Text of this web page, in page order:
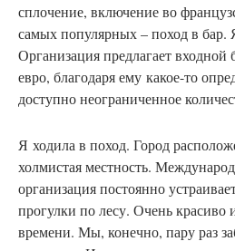
сплочение, включение во
самых популярных – поход в
Организация предлагает входной
евро, благодаря ему какое-то
доступно неограниченное
Я ходила в поход. Город
холмистая местность.
организация постоянно
прогулки по лесу. Очень красиво
времени. Мы, конечно, пару раз